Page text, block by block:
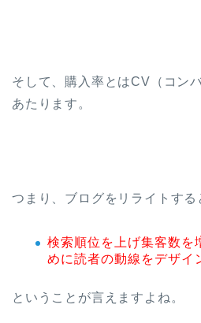
そして、購入率とはCV（コン
あたります。
つまり、ブログをリライトする
検索順位を上げ集客数を
めに読者の動線をデザイ
ということが言えますよね。